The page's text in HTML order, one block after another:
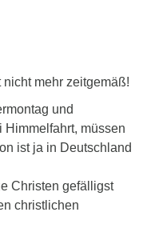
nicht mehr zeitgemäß!
und
Himmelfahrt, müssen
ist ja in Deutschland
Christen gefälligst
christlichen